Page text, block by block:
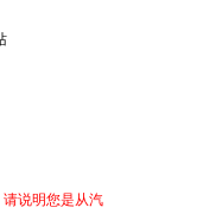
说明您是从汽